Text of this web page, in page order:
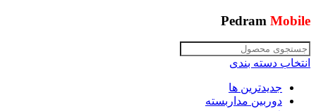
Pedram Mobile
انتخاب دسته بندی
جدیدترین ها
دوربین مداربسته